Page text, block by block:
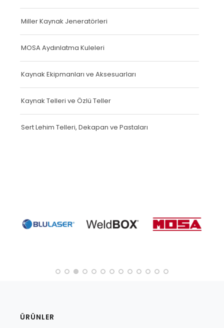
Miller Kaynak Jeneratörleri
MOSA Aydınlatma Kuleleri
Kaynak Ekipmanları ve Aksesuarları
Kaynak Telleri ve Özlü Teller
Sert Lehim Telleri, Dekapan ve Pastaları
ÜRÜNLER